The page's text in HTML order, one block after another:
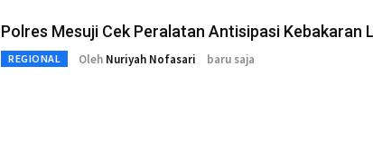
Polres Mesuji Cek Peralatan Antisipasi Kebakaran
REGIONAL Oleh Nuriyah Nofasari baru saja